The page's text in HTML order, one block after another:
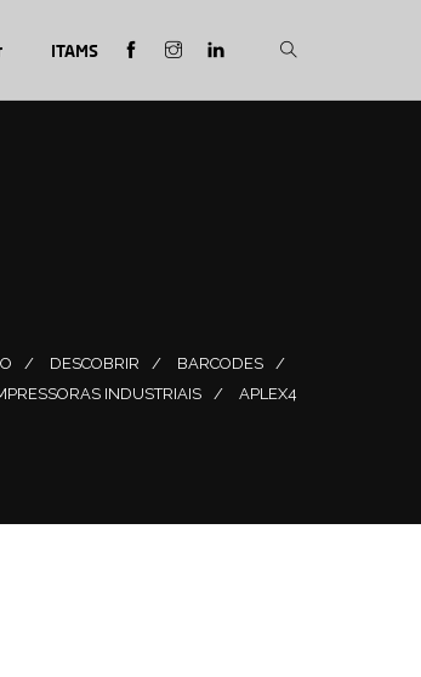
ITAMS
DESCOBRIR
BARCODES
INDUSTRIAIS
APLEX4